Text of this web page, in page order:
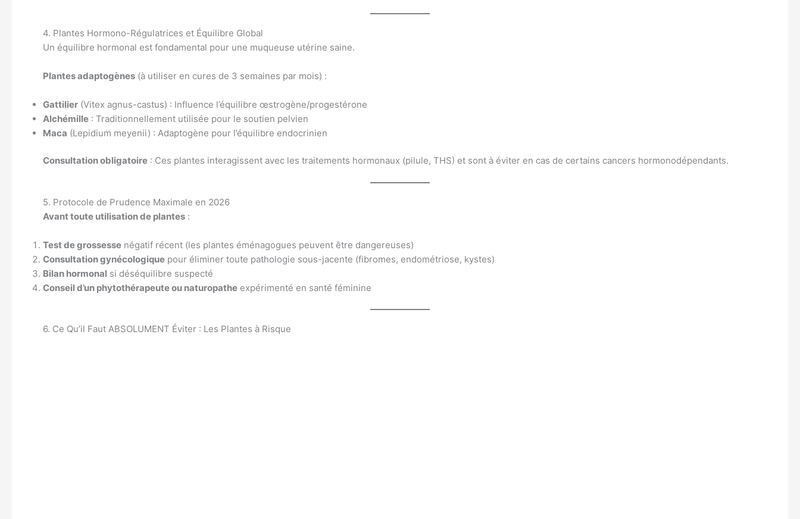
4. Plantes Hormono-Régulatrices et Équilibre Global
Un équilibre hormonal est fondamental pour une muqueuse utérine saine.
Plantes adaptogènes (à utiliser en cures de 3 semaines par mois) :
Gattilier (Vitex agnus-castus) : Influence l’équilibre œstrogène/progestérone
Alchémille : Traditionnellement utilisée pour le soutien pelvien
Maca (Lepidium meyenii) : Adaptogène pour l’équilibre endocrinien
Consultation obligatoire : Ces plantes interagissent avec les traitements hormonaux (pilule, THS) et sont à éviter en cas de certains cancers hormonodépendants.
5. Protocole de Prudence Maximale en 2026
Avant toute utilisation de plantes :
Test de grossesse négatif récent (les plantes éménagogues peuvent être dangereuses)
Consultation gynécologique pour éliminer toute pathologie sous-jacente (fibromes, endométriose, kystes)
Bilan hormonal si déséquilibre suspecté
Conseil d’un phytothérapeute ou naturopathe expérimenté en santé féminine
6. Ce Qu’il Faut ABSOLUMENT Éviter : Les Plantes à Risque